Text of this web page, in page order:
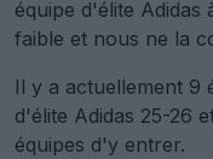
équipe d'élite Adidas
faible et nous ne la
Il y a actuellement 9
d'élite Adidas 25-26
équipes d'y entrer.